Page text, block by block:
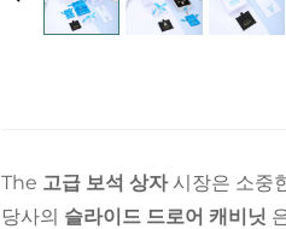
The 고급 보석 상자시장은 소중
당사의 슬라이드 드로어 캐비닛